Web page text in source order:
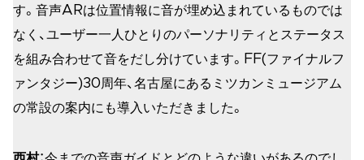
す。音声ARは位置情報に音が埋め込まれているものでは
なく、ユーザー一人ひとりのパーソナリティとステータス
を組み合わせて音をだし分けています。FF(ファイナルフ
ァンタジー)30周年、名古屋にあるミツカンミュージアム
の常設の案内にも導入いただきました。